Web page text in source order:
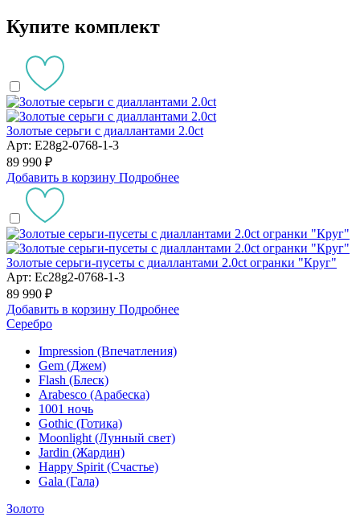
Купите комплект
Золотые серьги с диаллантами 2.0ct
Арт: E28g2-0768-1-3
89 990 ₽
Добавить в корзину Подробнее
Золотые серьги-пусеты с диаллантами 2.0ct огранки "Круг"
Арт: Ec28g2-0768-1-3
89 990 ₽
Добавить в корзину Подробнее
Серебро
Impression (Впечатления)
Gem (Джем)
Flash (Блеск)
Arabesco (Арабеска)
1001 ночь
Gothic (Готика)
Moonlight (Лунный свет)
Jardin (Жардин)
Happy Spirit (Счастье)
Gala (Гала)
Золото